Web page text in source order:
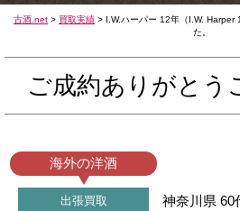
古酒.net > 買取実績 > I.W.ハーパー 12年（I.W.
た。
ご成約ありがとう
海外の洋酒
出張買取 神奈川県 60